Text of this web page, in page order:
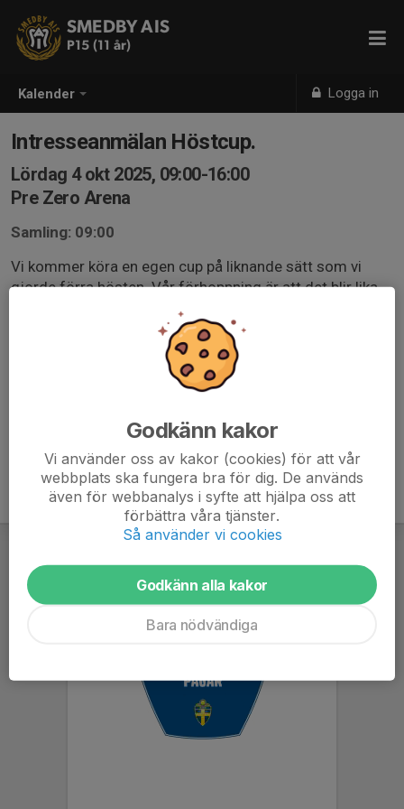
Kalender Logga in
SMEDBY AIS
P15 (11 år)
Intresseanmälan Höstcup.
Lördag 4 okt 2025, 09:00-16:00
Pre Zero Arena
Samling: 09:00
Vi kommer köra en egen cup på liknande sätt som vi
gjorde förra hösten. Vår förhoppning är att det blir lika
bra uppslutning som förra året och ett bra tillskott till
lagkassan. Separat kallelse för de arbetspass som krävs
Godkänn kakor
Vi använder oss av kakor (cookies) för att vår
webbplats ska fungera bra för dig. De används
även för webbanalys i syfte att hjälpa oss att
förbättra våra tjänster.
Så använder vi cookies
Godkänn alla kakor
Bara nödvändiga